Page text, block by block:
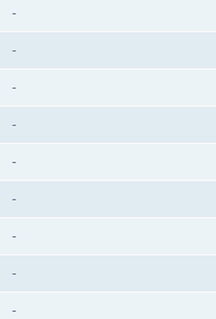
-
-
-
-
-
-
-
-
-